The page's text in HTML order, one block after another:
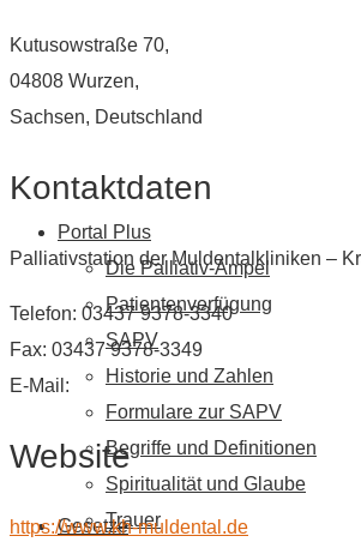
Portal Plus
Die Palliativ-Ampel
Patientenverfügung
SAPV
Historie und Zahlen
Formulare zur SAPV
Begriffe und Definitionen
Spiritualität und Glaube
Trauer
Gesetze
Kutusowstraße 70,
04808 Wurzen,
Sachsen, Deutschland
Kontaktdaten
Palliativstation der Muldentalkliniken –
Telefon: 03437 9378-3340
Fax: 03437 9378-3349
E-Mail:
Website
https://www.kh-muldental.de